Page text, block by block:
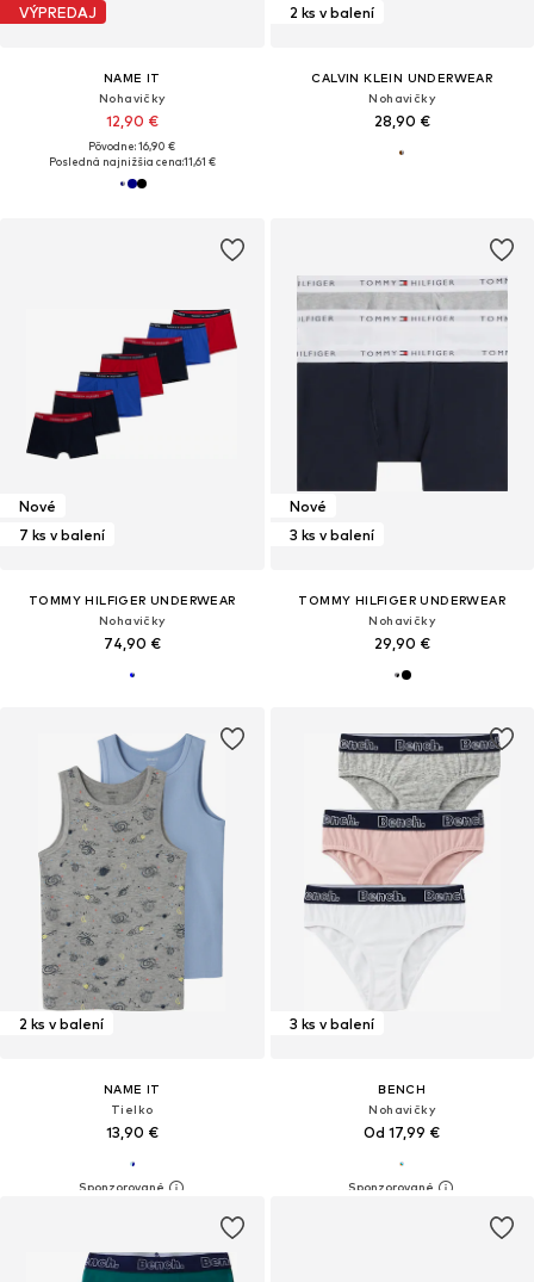
VÝPREDAJ
NAME IT
Nohavičky
12,90 €
Pôvodne: 16,90 €
Posledná najnižšia cena:11,61 €
2 ks v balení
CALVIN KLEIN UNDERWEAR
Nohavičky
28,90 €
Nové
7 ks v balení
TOMMY HILFIGER UNDERWEAR
Nohavičky
74,90 €
Nové
3 ks v balení
TOMMY HILFIGER UNDERWEAR
Nohavičky
29,90 €
2 ks v balení
NAME IT
Tielko
13,90 €
3 ks v balení
BENCH
Nohavičky
Od 17,99 €